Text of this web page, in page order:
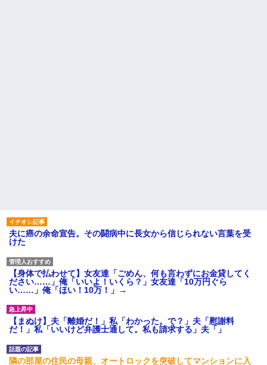
夫に癌の余命宣告。その闘病中に長女から信じられない言葉を受
けた
【身体で払わせて】女友達「ごめん、何も言わずにお金貸してく
ださい……」俺「いいよ！いくら？」女友達「10万円ぐら
い……」俺「ほい！10万！」→
【まぬけ】夫「離婚だ！」私「わかった。で？」夫「慰謝料
だ！」私「いいけど弁護士通して。私も請求する」夫「」
隣の部屋の住民の母親、オートロックを突破してマンションに入